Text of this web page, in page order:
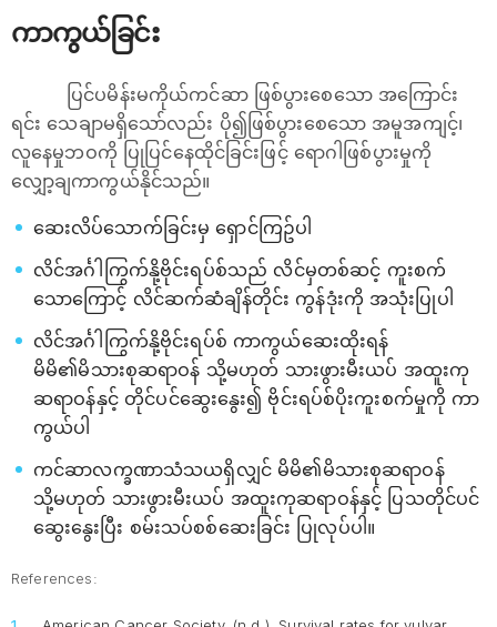
ကာကွယ်ခြင်း
ပြင်ပမိန်းမကိုယ်ကင်ဆာ ဖြစ်ပွားစေသော အ‌ကြောင်း
ရင်း သေချာမရှိသော်လည်း ပို၍ဖြစ်ပွားစေသော အမူအကျင့်၊
လူနေမှုဘဝကို ပြုပြင်နေထိုင်ခြင်းဖြင့် ရောဂါဖြစ်ပွားမှုကို
လျှော့ချကာကွယ်နိုင်သည်။
ဆေးလိပ်သောက်ခြင်းမှ ရှောင်ကြဥ်ပါ
လိင်အင်္ဂါကြွက်နို့ဗိုင်းရပ်စ်သည် လိင်မှတစ်ဆင့် ကူးစက်
သောကြောင့် လိင်ဆက်ဆံချိန်တိုင်း ကွန်ဒုံးကို အသုံးပြုပါ
လိင်အင်္ဂါကြွက်နို့ဗိုင်းရပ်စ် ကာကွယ်ဆေးထိုးရန်
မိမိ၏မိသားစုဆရာဝန် သို့မဟုတ် သားဖွားမီးယပ် အထူးကု
ဆရာဝန်နှင့် တိုင်ပင်ဆွေးနွေး၍ ဗိုင်းရပ်စ်ပိုးကူးစက်မှုကို ကာ
ကွယ်ပါ
ကင်ဆာလက္ခဏာသံသယရှိလျှင် မိမိ၏မိသားစုဆရာဝန်
သို့မဟုတ် သားဖွားမီးယပ် အထူးကုဆရာဝန်နှင့် ပြသတိုင်ပင်
ဆွေးနွေးပြီး စမ်းသပ်စစ်ဆေးခြင်း ပြုလုပ်ပါ။
References: